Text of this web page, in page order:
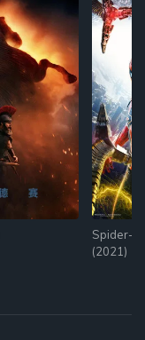
Spider-
(2021)